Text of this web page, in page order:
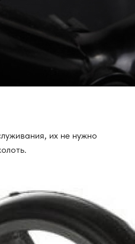
их не нужно